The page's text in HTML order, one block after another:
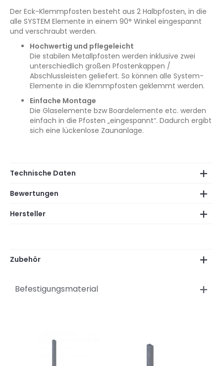
Der Eck-Klemmpfosten besteht aus 2 Halbpfosten, in die
alle SYSTEM Elemente in einem 90° Winkel eingespannt
und verschraubt werden.
Hochwertig und pflegeleicht
Die stabilen Metallpfosten werden inklusive zwei
unterschiedlich großen Pfostenkappen /
Abschlussleisten geliefert. So können alle System-
Elemente in die Klemmpfosten geklemmt werden.
Einfache Montage
Die Glaselemente bzw Boardelemente etc. werden
einfach in die Pfosten „eingespannt“. Dadurch ergibt
sich eine lückenlose Zaunanlage.
Technische Daten
Bewertungen
Hersteller
Zubehör
Befestigungsmaterial